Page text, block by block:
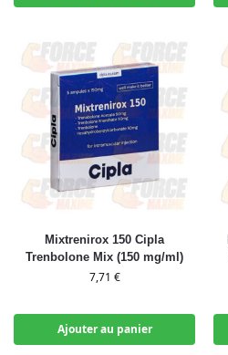
Mixtrenirox 150 Cipla
Trenbolone Mix (150 mg/ml)
7,71 €
Ajouter au panier